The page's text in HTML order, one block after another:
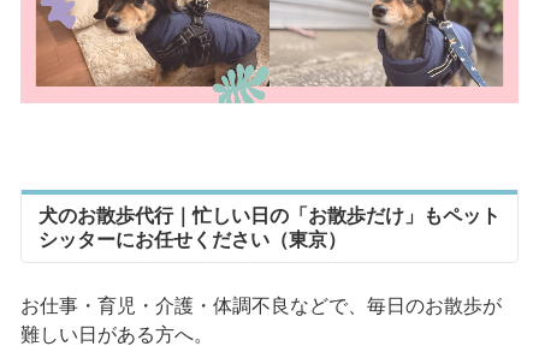
犬のお散歩代行｜忙しい日の「お散歩だけ」もペット
シッターにお任せください（東京）
お仕事・育児・介護・体調不良などで、毎日のお散歩が
難しい日がある方へ。